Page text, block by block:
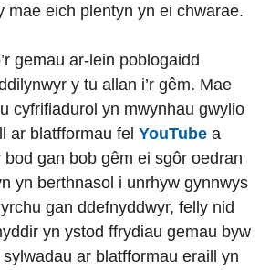
mae eich plentyn yn ei chwarae.
gemau ar-lein poblogaidd
y tu allan i’r gêm. Mae
cyfrifiadurol yn mwynhau gwylio
ar blatfformau fel YouTube a
bod gan bob gêm ei sgôr oedran
yn berthnasol i unrhyw gynnwys
gan ddefnyddwyr, felly nid
yn ystod ffrydiau gemau byw
sylwadau ar blatfformau eraill yn